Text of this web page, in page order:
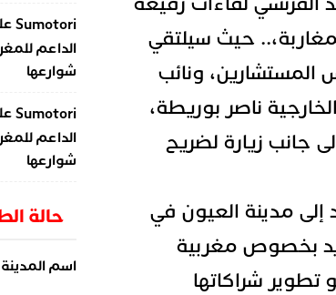
حيث سيلتقي
المستشارين، ونائب
ناصر بوريطة،
جانب زيارة لضريح
إلى مدينة العيون في
بخصوص مغربية
تطوير شراكاتها
Sumotori
الداعم
شوارعها
Sumotori
الداعم
شوارعها
حالة
اسم المدينة